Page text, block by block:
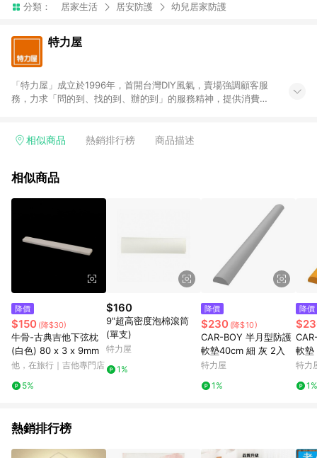
分類： 居家生活 居安防護 幼兒居家防護
特力屋
「特力屋」成立於1996年，首開台灣DIY風氣，賣場強調顧客服
務，力求「問的到、找的到、辦的到」的服務精神，提供消費者
客找到居家修繕、佈置或裝潢時所需；另外，在各家分店內規劃
等各方面進行整合，提升服務質感，期望每一位來店顧客，能輕
發與靈感(Exciting experience)，同時持續提供消費者居家修繕
最佳解決方案，以創造優質居家環境為首要目標，成為消費者打
造幸福家園時的優先選擇。
相似商品 熱銷排行榜 商品描述
相似商品
降價
$150 (降$30)
牛骨-古典吉他下弦枕
(白色) 80 x 3 x 9mm
他，在旅行｜吉他專門店
5%
$160
9"超高密度泡棉滾筒
(單支)
特力屋
1%
降價
$230 (降$10)
CAR-BOY 半月型防護
軟墊40cm 細 灰 2入
特力屋
1%
降價
軟墊
特力
1%
熱銷排行榜